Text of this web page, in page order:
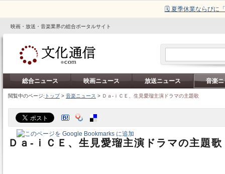
🗓️ 夏季休業ならびに
映画・放送・音楽業界の総合ポータルサイト
総合ニュース 映画ニュース 放送ニュース 音楽
閲覧中のページ: トップ> 音楽ニュース > Ｄａ‐ｉＣＥ、生見愛瑠主演ドラマの主題歌
Ｄａ‐ｉＣＥ、生見愛瑠主演ドラマの主題歌